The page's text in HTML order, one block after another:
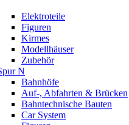
Elektroteile
Figuren
Kirmes
Modellhäuser
Zubehör
N
Bahnhöfe
Auf-, Abfahrten & Brücken
Bahntechnische Bauten
Car System